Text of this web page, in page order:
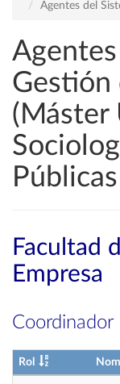
Agentes del
Gestión
(Máster
Facultad
Empresa
Coordinador
Rol